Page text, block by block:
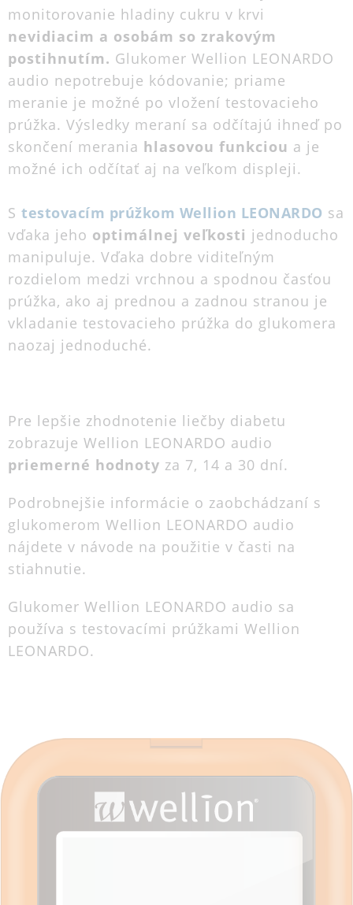
monitorovanie hladiny cukru v krvi
nevidiacim a osobám so zrakovým
postihnutím. Glukomer Wellion LEONARDO
audio nepotrebuje kódovanie; priame
meranie je možné po vložení testovacieho
prúžka. Výsledky meraní sa odčítajú ihneď po
skončení merania hlasovou funkciou a je
možné ich odčítať aj na veľkom displeji.
S testovacím prúžkom Wellion LEONARDO sa
vďaka jeho optimálnej veľkosti jednoducho
manipuluje. Vďaka dobre viditeľným
rozdielom medzi vrchnou a spodnou časťou
prúžka, ako aj prednou a zadnou stranou je
vkladanie testovacieho prúžka do glukomera
naozaj jednoduché.
Pre lepšie zhodnotenie liečby diabetu
zobrazuje Wellion LEONARDO audio
priemerné hodnoty za 7, 14 a 30 dní.
Podrobnejšie informácie o zaobchádzaní s
glukomerom Wellion LEONARDO audio
nájdete v návode na použitie v časti na
stiahnutie.
Glukomer Wellion LEONARDO audio sa
používa s testovacími prúžkami Wellion
LEONARDO.